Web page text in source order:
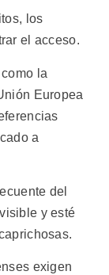
los
el acceso.
la
Europea
a
del
y esté
exigen